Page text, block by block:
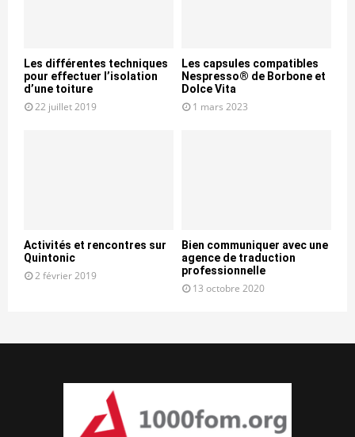
Les différentes techniques
pour effectuer l’isolation
d’une toiture
22 juillet 2019
Les capsules compatibles
Nespresso® de Borbone et
Dolce Vita
1 mars 2023
Activités et rencontres sur
Quintonic
2 février 2019
Bien communiquer avec une
agence de traduction
professionnelle
13 octobre 2020